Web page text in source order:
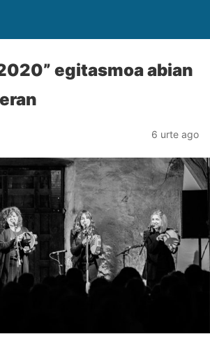
egitasmoa abian
6 urte ago